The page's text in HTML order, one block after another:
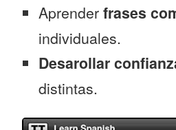
Aprender frases
individuales.
Desarollar
distintas.